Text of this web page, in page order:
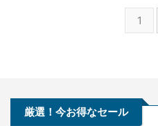
1
厳選！今お得なセール